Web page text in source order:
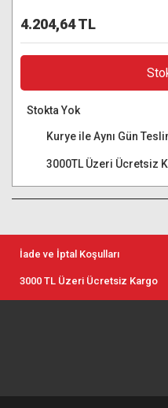
4.204,64 TL
Stokta Yok
Kurye ile Aynı Gün
3000TL Üzeri Ücretsiz
İade ve İptal Koşulları
3000 TL Üzeri Ücretsiz Kargo